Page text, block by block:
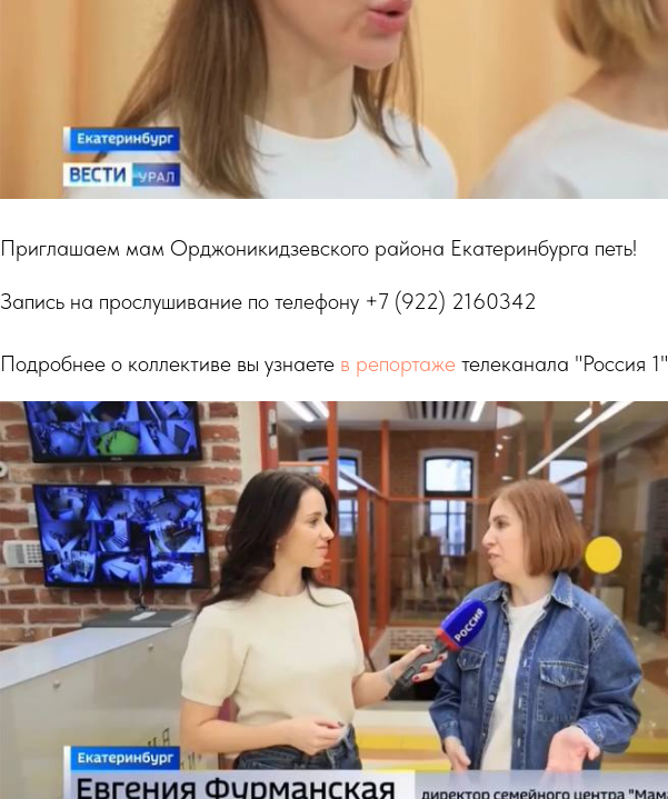
Приглашаем мам Орджоникидзевского района Екатеринбурга петь!
Запись на прослушивание по телефону +7 (922) 2160342
Подробнее о коллективе вы узнаете в репортаже телеканала "Россия 1"